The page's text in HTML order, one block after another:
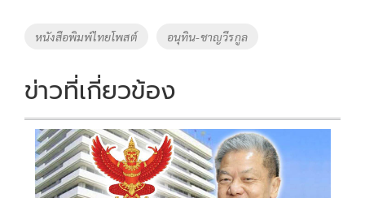
o
k
Li
k
Tags
หนังสือพิมพ์ไทยโพสต์ อนุทิน-ชาญวีรกูล
ข่าวที่เกี่ยวข้อง